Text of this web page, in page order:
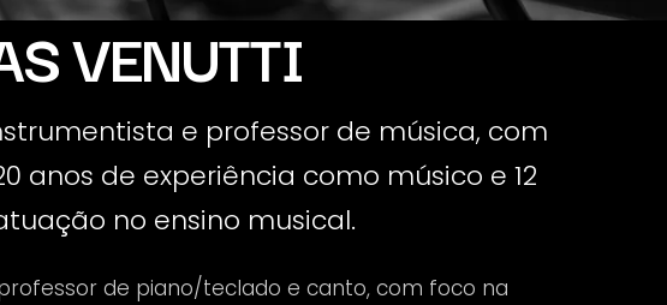
VENUTTI
e professor de música, com
anos de experiência como músico e 12
no ensino musical.
de piano/teclado e canto, com foco na